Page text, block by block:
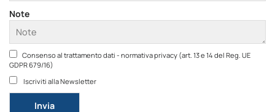
Note
Consenso al trattamento dati - normativa privacy (art. 13 e 14 del Reg. UE
GDPR 679/16)
Iscriviti alla Newsletter
Si prega di lasciare vuoto questo campo.